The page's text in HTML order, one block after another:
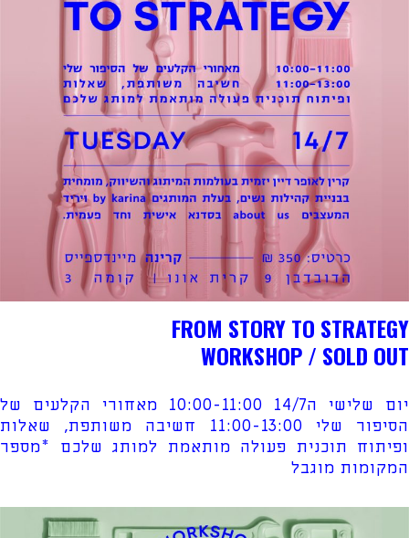
FROM STORY TO STRATEGY
WORKSHOP / SOLD OUT
יום שלישי ה14/7 10:00-11:00 מאחורי הקלעים של
הסיפור שלי 11:00-13:00 חשיבה משותפת, שאלות
ופיתוח תוכנית פעולה מותאמת למותג שלכם *מספר
המקומות מוגבל